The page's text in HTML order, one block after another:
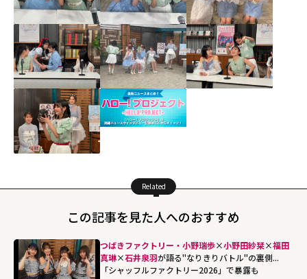
Related
この記事を見た人へのおすすめ
つばきファクトリー・小野瑞歩×小野田紗栞×福田
真琳×石井泉羽が語る"なりきりバトル"の裏側...
「シャッフルファクトリー2026」で暴露も